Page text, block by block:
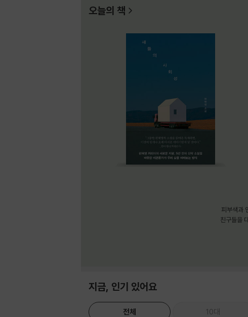
오늘의 책
피부색과
친구들을
지금, 인기 있어요
전체 10대